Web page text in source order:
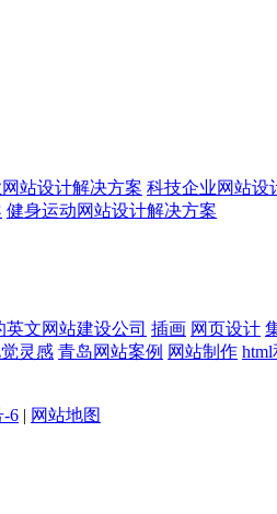
站设计解决方案 科技企业网站设
健身运动网站设计解决方案
英文网站建设公司 插画 网页设计
灵感 青岛网站案例 网站制作 html
-6 | 网站地图